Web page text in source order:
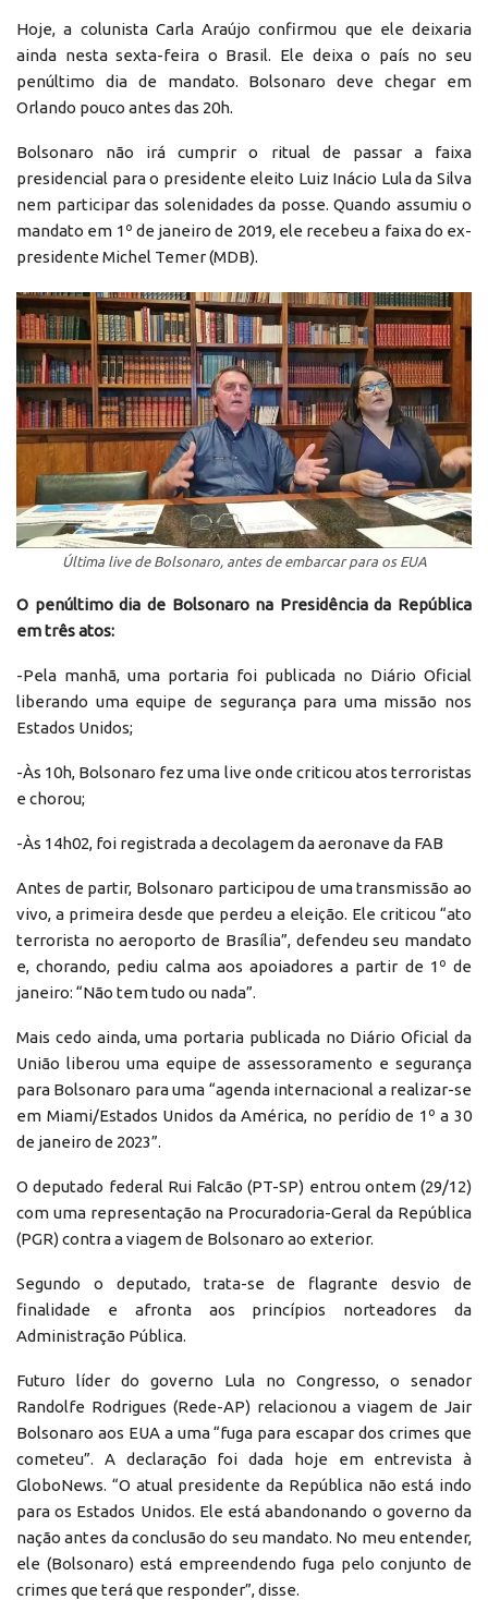
Hoje, a colunista Carla Araújo confirmou que ele deixaria
ainda nesta sexta-feira o Brasil. Ele deixa o país no seu
penúltimo dia de mandato. Bolsonaro deve chegar em
Orlando pouco antes das 20h.
Bolsonaro não irá cumprir o ritual de passar a faixa
presidencial para o presidente eleito Luiz Inácio Lula da Silva
nem participar das solenidades da posse. Quando assumiu o
mandato em 1º de janeiro de 2019, ele recebeu a faixa do ex-
presidente Michel Temer (MDB).
Última live de Bolsonaro, antes de embarcar para os EUA
O penúltimo dia de Bolsonaro na Presidência da República
em três atos:
-Pela manhã, uma portaria foi publicada no Diário Oficial
liberando uma equipe de segurança para uma missão nos
Estados Unidos;
-Às 10h, Bolsonaro fez uma live onde criticou atos terroristas
e chorou;
-Às 14h02, foi registrada a decolagem da aeronave da FAB
Antes de partir, Bolsonaro participou de uma transmissão ao
vivo, a primeira desde que perdeu a eleição. Ele criticou “ato
terrorista no aeroporto de Brasília”, defendeu seu mandato
e, chorando, pediu calma aos apoiadores a partir de 1º de
janeiro: “Não tem tudo ou nada”.
Mais cedo ainda, uma portaria publicada no Diário Oficial da
União liberou uma equipe de assessoramento e segurança
para Bolsonaro para uma “agenda internacional a realizar-se
em Miami/Estados Unidos da América, no perídio de 1º a 30
de janeiro de 2023”.
O deputado federal Rui Falcão (PT-SP) entrou ontem (29/12)
com uma representação na Procuradoria-Geral da República
(PGR) contra a viagem de Bolsonaro ao exterior.
Segundo o deputado, trata-se de flagrante desvio de
finalidade e afronta aos princípios norteadores da
Administração Pública.
Futuro líder do governo Lula no Congresso, o senador
Randolfe Rodrigues (Rede-AP) relacionou a viagem de Jair
Bolsonaro aos EUA a uma “fuga para escapar dos crimes que
cometeu”. A declaração foi dada hoje em entrevista à
GloboNews. “O atual presidente da República não está indo
para os Estados Unidos. Ele está abandonando o governo da
nação antes da conclusão do seu mandato. No meu entender,
ele (Bolsonaro) está empreendendo fuga pelo conjunto de
crimes que terá que responder”, disse.